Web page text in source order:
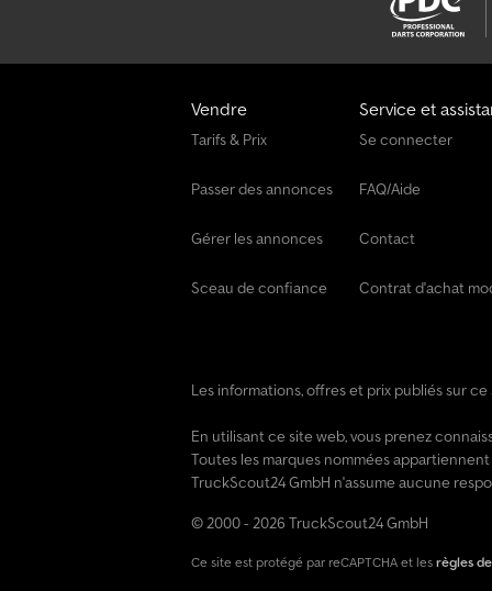
Vendre
Tarifs & Prix
Passer des annonces
Gérer les annonces
Sceau de confiance
Service et
Se connecter
FAQ/Aide
Contact
Contrat d'achat
Les informations, offres et prix publiés sur
En utilisant ce site web, vous prenez
Toutes les marques nommées
TruckScout24 GmbH n'assume aucune
© 2000 - 2026 TruckScout24 GmbH
Ce site est protégé par reCAPTCHA et les règles